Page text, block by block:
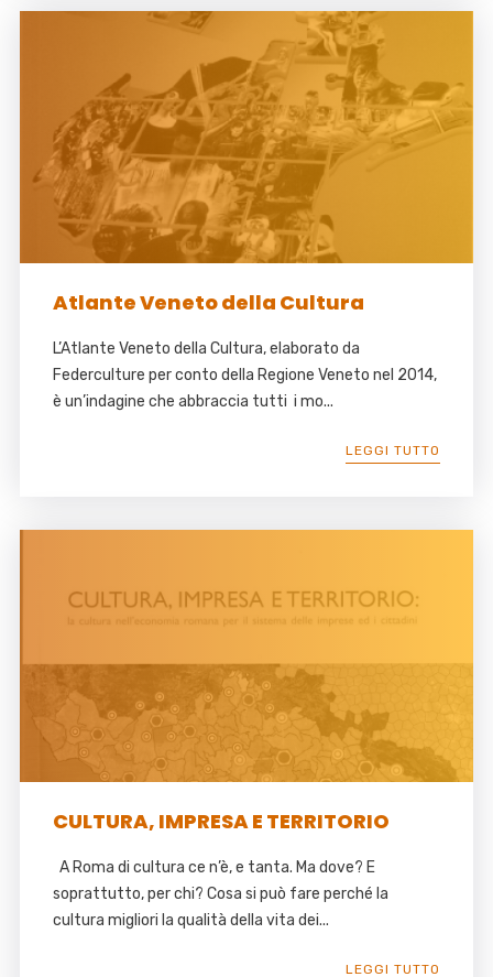
Atlante Veneto della Cultura
L’Atlante Veneto della Cultura, elaborato da
Federculture per conto della Regione Veneto nel 2014,
è un’indagine che abbraccia tutti i mo...
LEGGI TUTTO
CULTURA, IMPRESA E TERRITORIO
A Roma di cultura ce n’è, e tanta. Ma dove? E
soprattutto, per chi? Cosa si può fare perché la
cultura migliori la qualità della vita dei...
LEGGI TUTTO